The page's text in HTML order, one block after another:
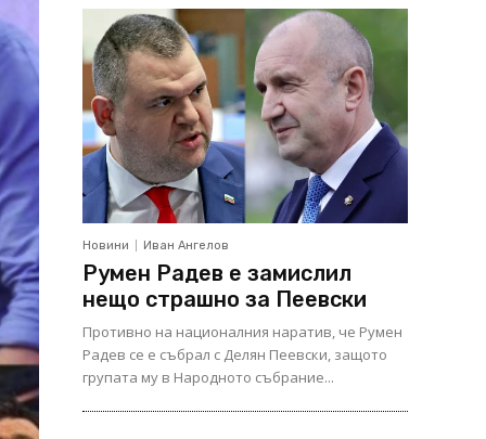
Новини Иван Ангелов
Румен Радев е замислил
нещо страшно за Пеевски
Противно на националния наратив, че Румен
Радев се е събрал с Делян Пеевски, защото
групата му в Народното събрание...